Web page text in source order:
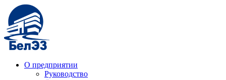
О предприятии
Руководство